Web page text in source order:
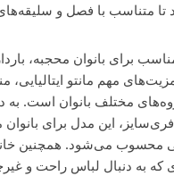
برای بانوان محجبه،
مهم مانتو
مختلف بانوان است. به
این مدل برای بانوان
محسوب می‌شود. همچنین
که به دنبال لباس راحت و